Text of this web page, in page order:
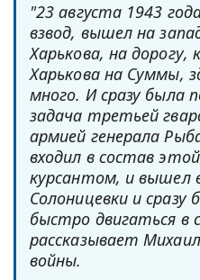
"23 августа 1943
взвод, вышел на
Харькова, на
Харькова на Суммы,
много. И сразу была
задача третьей
армией генерала
входил в состав
курсантом, и вышел
Солоницевки и сразу
быстро двигаться в
рассказывает
войны.